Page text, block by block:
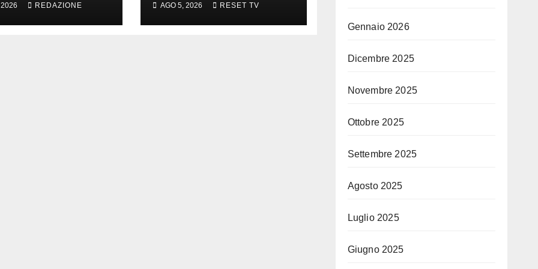
REDAZIONE
braccialetto per i
genitori di Martina
AGO 5, 2026 RESET TV
Gennaio 2026
Dicembre 2025
Novembre 2025
Ottobre 2025
Settembre 2025
Agosto 2025
Luglio 2025
Giugno 2025